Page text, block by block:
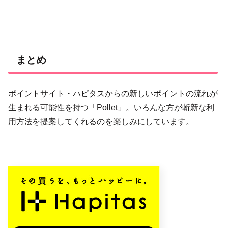
まとめ
ポイントサイト・ハピタスからの新しいポイントの流れが
生まれる可能性を持つ「Pollet」。いろんな方が斬新な利
用方法を提案してくれるのを楽しみにしています。